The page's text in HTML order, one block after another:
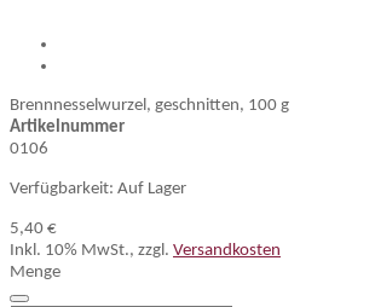
Brennnesselwurzel, geschnitten, 100 g
Artikelnummer
0106
Verfügbarkeit: Auf Lager
5,40 €
Inkl. 10% MwSt., zzgl. Versandkosten
Menge